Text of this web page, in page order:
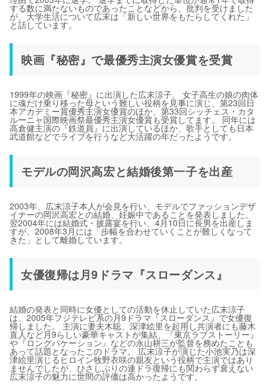
する数に満たないものであったことなどから、批判を受けました
が、大学生活について広末は「新しい世界をもたらしてくれた」
と話しています。
映画『秘密』で最優秀主演女優賞を受賞
1999年の映画『秘密』に出演した広末涼子。 女子高生の娘の肉体
に魂だけ乗り移った母という難しい役柄を見事に演じ、第23回日
本アカデミー賞優秀主演女優賞のほか、第33回シッチェス・カタ
ルーニャ国際映画祭最優秀主演女優賞も受賞してます。 同年には
高倉健主演の『鉄道員』に出演しているほか、歌手としても日本
武道館などでライブを行うなど大活躍の年だったようです。
モデルの岡沢高宏と結婚後第一子を出産
2003年、広末涼子本人が会見を行い、モデルでファッションデザ
イナーの岡沢高宏との結婚、妊娠中であることを発表しました。
翌2004年には結婚式・披露宴を行い、4月10日に長男を出産しま
すが、2008年3月には「歩幅を合わせていくことが難しくなって
きた」として離婚しています。
女優復帰は月9ドラマ『スローダンス』
結婚の発表と同時に女優としての活動を休止していた広末涼子
は、2005年フジテレビ系の月9ドラマ『スローダンス』で女優復
帰しました。 主演に妻夫木聡、深津絵里を起用し共演者にも藤木
直人など月9らしい豪華キャストが集結、『東京ラブストーリー』
や『ロングバケーション』などの永山耕三が監督を務めたことも
あって話題となったこのドラマ。 広末涼子が演じた小池実乃は深
津絵里演じるヒロイン牧野衣咲の親友という役柄で主演ではあり
ませんでしたが、ひさしぶりの連ドラ復帰にも関わらず衰えない
広末涼子の魅力に世間の評価は高かったようです。